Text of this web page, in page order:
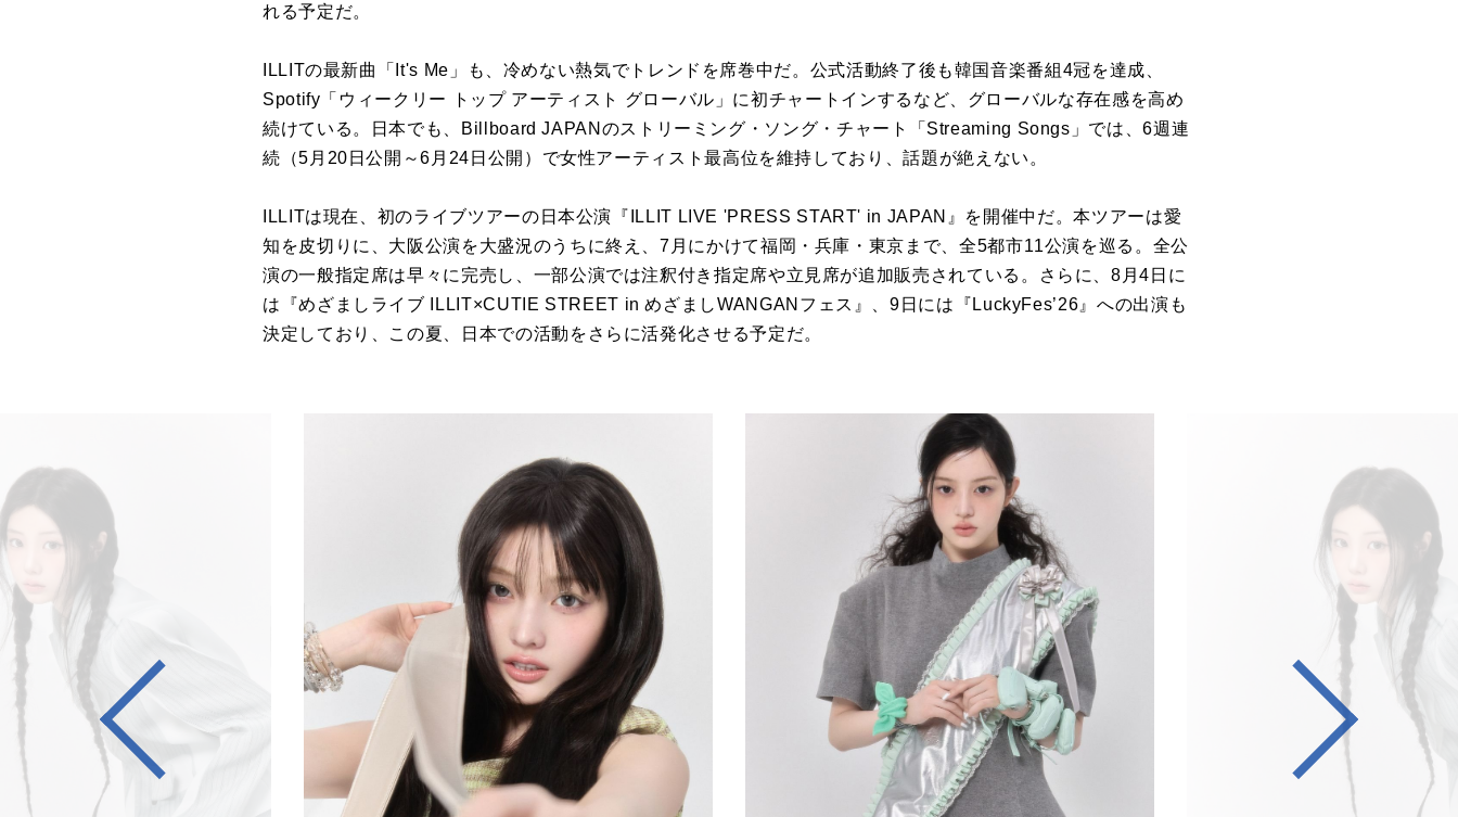
れる予定だ。
ILLITの最新曲「It's Me」も、冷めない熱気でトレンドを席巻中だ。公式活動終了後も韓国音楽番組4冠を達成、
Spotify「ウィークリー トップ アーティスト グローバル」に初チャートインするなど、グローバルな存在感を高め
続けている。日本でも、Billboard JAPANのストリーミング・ソング・チャート「Streaming Songs」では、6週連
続（5月20日公開～6月24日公開）で女性アーティスト最高位を維持しており、話題が絶えない。
ILLITは現在、初のライブツアーの日本公演『ILLIT LIVE 'PRESS START' in JAPAN』を開催中だ。本ツアーは愛
知を皮切りに、大阪公演を大盛況のうちに終え、7月にかけて福岡・兵庫・東京まで、全5都市11公演を巡る。全公
演の一般指定席は早々に完売し、一部公演では注釈付き指定席や立見席が追加販売されている。さらに、8月4日に
は『めざましライブ ILLIT×CUTIE STREET in めざましWANGANフェス』、9日には『LuckyFes’26』への出演も
決定しており、この夏、日本での活動をさらに活発化させる予定だ。